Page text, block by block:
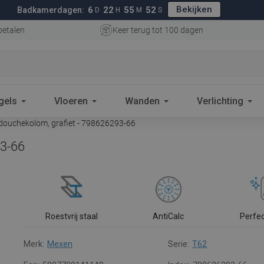
Badkamerdagen: 6 D 22 H 55 M 51 S Bekijken
Keer terug tot 100 dagen
Vloeren Wanden Verlichting
grafiet - 798626293-66
66
Roestvrij staal AntiCalc
Merk: Mexen Serie: T62